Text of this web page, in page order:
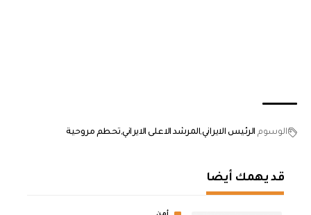
الوسوم الرئيس الايرانيالمرشد الاعلى الايراني تحطم مروحية
قد يهمك أيضا